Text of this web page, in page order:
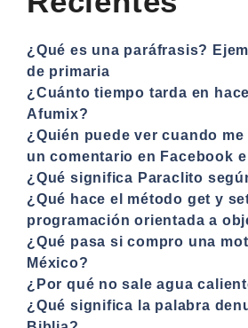
¿Qué es una paráfrasis?
de primaria
¿Cuánto tiempo tarda en
Afumix?
¿Quién puede ver cuando
un comentario en Facebook
¿Qué significa Paraclito
¿Qué hace el método get y
programación orientada a
¿Qué pasa si compro una
México?
¿Por qué no sale agua
¿Qué significa la palabra